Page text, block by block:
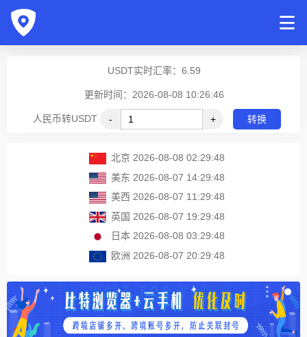
USDT实时汇率： 6.59
更新时间：2026-08-08 10:26:46
人民币转USDT - + 转换
北京 2026-08-08 02:29:48
美东 2026-08-07 14:29:48
美西 2026-08-07 11:29:48
英国 2026-08-07 19:29:48
日本 2026-08-08 03:29:48
欧洲 2026-08-07 20:29:48